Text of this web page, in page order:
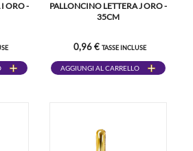
ORO -
PALLONCINO LETTERA J ORO -
35CM
0,96 € TASSE INCLUSE
AGGIUNGI AL CARRELLO